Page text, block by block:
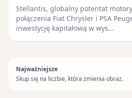
Stellantis, globalny potentat
połączenia Fiat Chrysler i PSA
inwestycję kapitałową w wys…
Najważniejsze
Skup się na liczbie, która zmienia obraz.